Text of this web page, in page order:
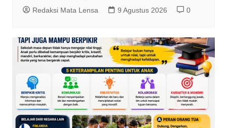
Redaksi Mata Lensa 9 Agustus 2026 0